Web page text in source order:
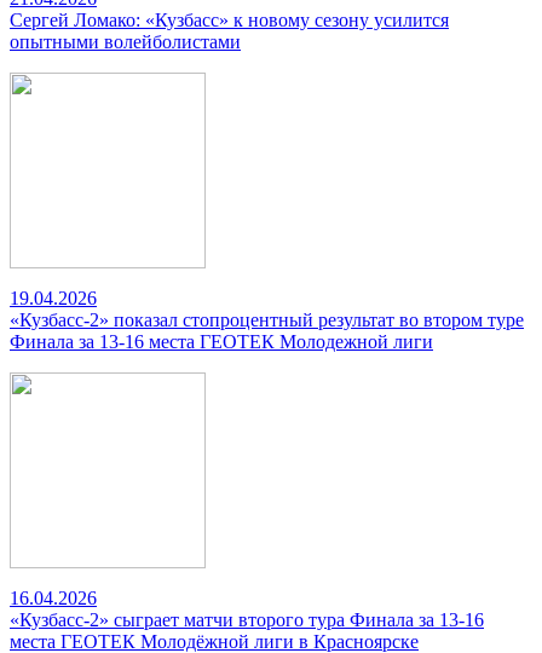
Сергей Ломако: «Кузбасс» к новому сезону усилится
опытными волейболистами
19.04.2026
«Кузбасс-2» показал стопроцентный результат во втором туре
Финала за 13-16 места ГЕОТЕК Молодежной лиги
16.04.2026
«Кузбасс-2» сыграет матчи второго тура Финала за 13-16
места ГЕОТЕК Молодёжной лиги в Красноярске